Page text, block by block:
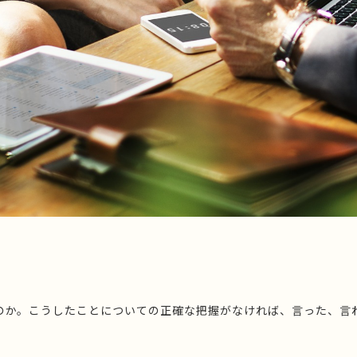
。こうしたことについての正確な把握がなければ、言った、